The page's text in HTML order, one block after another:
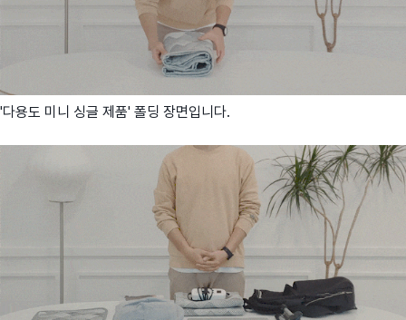
'다용도 미니 싱글 제품' 폴딩 장면입니다.